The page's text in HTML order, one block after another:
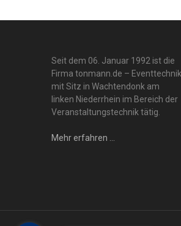
Seit dem 06. Januar 1992 ist die
Firma tonmann.de – Eventtechnik
mit Sitz in Wachtendonk am
linken Niederrhein im Bereich der
Veranstaltungstechnik tätig.
Mehr erfahren ...